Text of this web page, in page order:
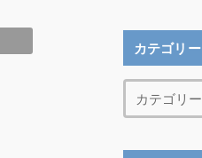
カテゴリー